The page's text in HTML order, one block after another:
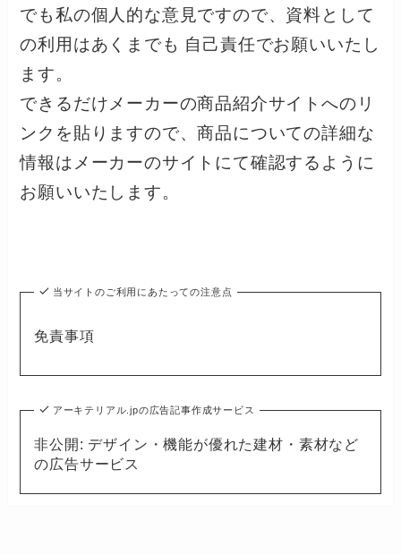
でも私の個人的な意見ですので、資料として
の利用はあくまでも 自己責任でお願いいたし
ます。
できるだけメーカーの商品紹介サイトへのリ
ンクを貼りますので、商品についての詳細な
情報はメーカーのサイトにて確認するように
お願いいたします。
当サイトのご利用にあたっての注意点
免責事項
アーキテリアル.jpの広告記事作成サービス
非公開: デザイン・機能が優れた建材・素材など
の広告サービス